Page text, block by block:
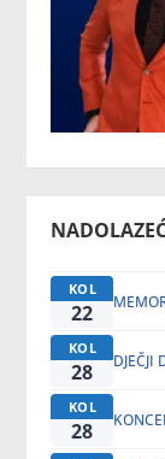
KOL
22
KOL
28 DJEČJI
KOL
28